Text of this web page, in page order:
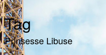
Tag
Prinsesse Libuse